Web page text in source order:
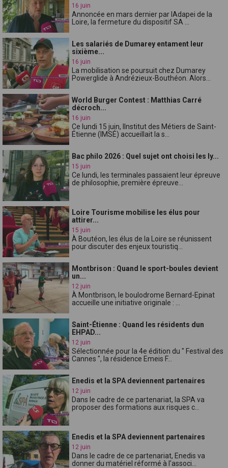
16 juin
Annoncée en mars dernier par lAdapei de la
Loire, la fermeture du dispositif SA ...
Les salariés de Dumarey entament leur
sixième...
16 juin
La mobilisation se poursuit chez Dumarey
Powerglide à Andrézieux-Bouthéon. Alors...
World Burger Contest : Matthias Carré
décroch...
16 juin
Ce lundi 15 juin, lInstitut des Métiers de Saint-
Étienne (IMSÉ) accueillait la s...
Bac philo 2026 : Quel sujet ont choisi les ly...
15 juin
Ce lundi, les terminales passaient leur épreuve
de philosophie, première épreuve...
Loire Tourisme mobilise les élus pour
attirer...
15 juin
À Boutéon, les élus de la Loire se réunissent
pour discuter des enjeux touristiq...
Montbrison : Quand le sport-boules devient
un...
12 juin
À Montbrison, le boulodrome Bernard-Epinat
accueille une initiative originale : ...
Saint-Étienne : Quand les résidents dun
EHPAD...
12 juin
Sélectionnée pour la 4e édition du " Festival des
Cannes ", la résidence Emeis F...
Enedis et la SPA deviennent partenaires
12 juin
Dans le cadre de ce partenariat, la SPA va
proposer des formations aux risques c...
Enedis et la SPA deviennent partenaires
12 juin
Dans le cadre de ce partenariat, Enedis va
donner du matériel réformé à l'associ...